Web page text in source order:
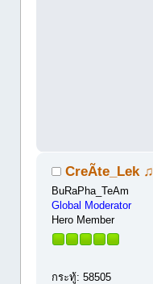
CreÃte_Lek ♫
BuRaPha_TeAm
Global Moderator
Hero Member
กระทู้: 58505